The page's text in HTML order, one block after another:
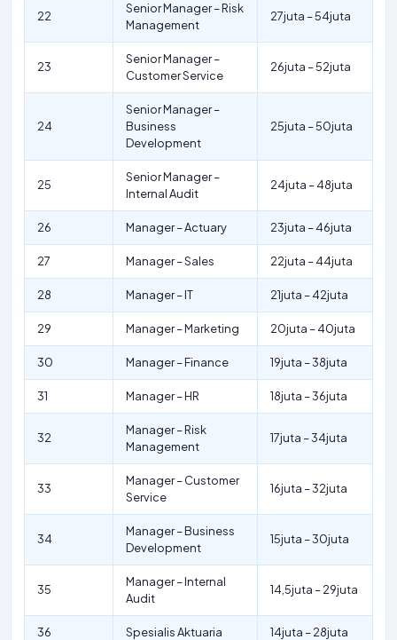
22
Senior Manager – Risk
Management
27juta – 54juta
23
Senior Manager –
Customer Service
26juta – 52juta
24
Senior Manager –
Business
Development
25juta – 50juta
25
Senior Manager –
Internal Audit
24juta – 48juta
26 Manager – Actuary 23juta – 46juta
27 Manager – Sales 22juta – 44juta
28 Manager – IT 21juta – 42juta
29 Manager – Marketing 20juta – 40juta
30 Manager – Finance 19juta – 38juta
31 Manager – HR 18juta – 36juta
32
Manager – Risk
Management
17juta – 34juta
33
Manager – Customer
Service
16juta – 32juta
34
Manager – Business
Development
15juta – 30juta
35
Manager – Internal
Audit
14,5juta – 29juta
36 Spesialis Aktuaria 14juta – 28juta